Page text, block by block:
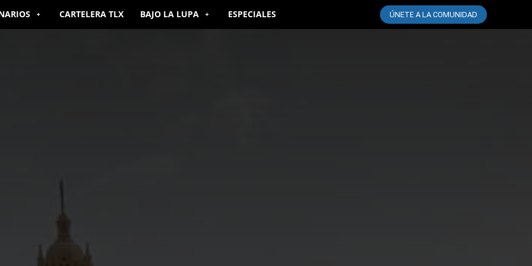
CARTELERA TLX BAJO LA LUPA ESPECIALES ÚNETE A LA COMUNIDAD